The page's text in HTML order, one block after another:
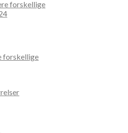
forskellige